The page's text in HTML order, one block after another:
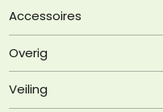
Accessoires
Overig
Veiling